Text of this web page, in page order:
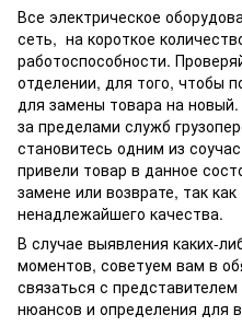
Все электрическое
сеть, на короткое
работоспособности.
отделении, для того, чтобы
для замены товара на
за пределами служб
становитесь одним из
привели товар в данное
замене или возврате, так
ненадлежайшего качества.
В случае выявления каких-
моментов, советуем вам в
связаться с
нюансов и определения для